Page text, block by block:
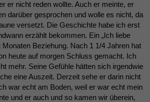
er nicht reden wollte. Auch er meinte, er
darüber gesprochen und wolle es nicht, da
versetzt. Die Geschichte habe ich erst
erzählt bekommen. Ein „Ich liebe
Monaten Beziehung. Nach 1 1/4 Jahren hat
heute auf morgen Schluss gemacht. Ich
mehr. Seine Gefühle hätten sich irgendwie
eine Auszeit. Derzeit sehe er darin nicht
war echt am Boden, weil er war echt mein
und er auch und so kamen wir überein,